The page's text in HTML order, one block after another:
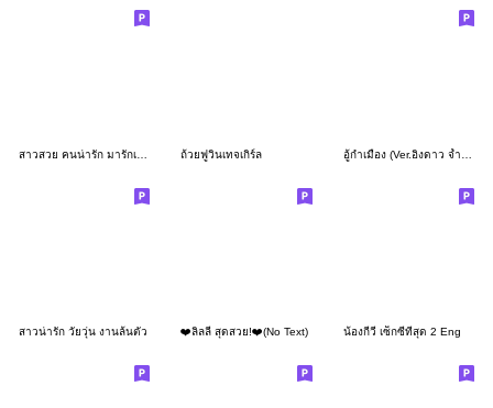
ถ้วยฟูวินเทจเกิร์ล
สาวน่ารัก วัยวุ่น งานล้นตัว ❤️ลิลลี่ สุดสวย!❤️(No Text) น้องกีวี เซ็กซี่ที่สุด 2 Eng